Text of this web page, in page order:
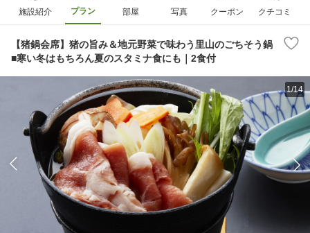
施設紹介 プラン 部屋 写真 クーポン クチコミ
【猪鍋会席】猪の旨み＆地元野菜で味わう里山のごちそう鍋
■寒い冬はもちろん夏のスタミナ食にも｜2食付
1/14